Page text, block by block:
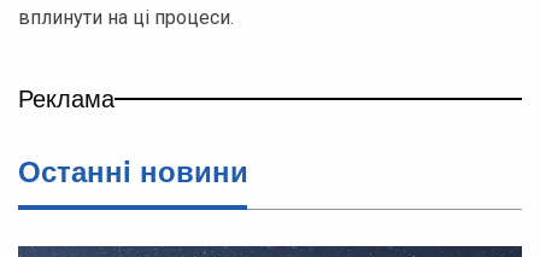
вплинути на ці процеси.
Реклама
Останнi новини